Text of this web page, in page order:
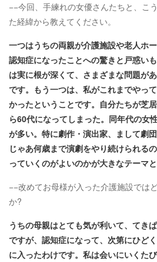
−−今回、手練れの女優さんたちと、こ
た経緯から教えてください。
一つはうちの両親が介護施設や老人ホ
認知症になったことへの驚きと戸惑い
は実に根が深くて、さまざまな問題が
です。もう一つは、私がこれまでやっ
かったということです。自分たちが芝
ら60代になってしまった。同年代の女
が多い。特に劇作・演出家、まして劇
じゃあ何歳まで演劇をやり続けられる
っていくのがよいのかが大きなテーマと
−−改めてお母様が入った介護施設では
か?
うちの母親はとても気が利いて、てき
ですが、認知症になって、次第にひど
に入ったわけです。私は会いにいくた